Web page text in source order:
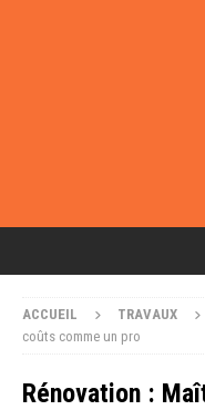
ACCUEIL TRAVAUX
coûts comme un pro
Rénovation :